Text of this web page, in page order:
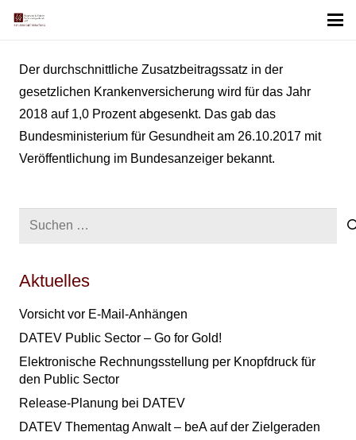
Der durchschnittliche Zusatzbeitragssatz in der
gesetzlichen Krankenversicherung wird für das Jahr
2018 auf 1,0 Prozent abgesenkt. Das gab das
Bundesministerium für Gesundheit am 26.10.2017 mit
Veröffentlichung im Bundesanzeiger bekannt.
Suchen
Aktuelles
Vorsicht vor E-Mail-Anhängen
DATEV Public Sector – Go for Gold!
Elektronische Rechnungsstellung per Knopfdruck für
den Public Sector
Release-Planung bei DATEV
DATEV Thementag Anwalt – beA auf der Zielgeraden